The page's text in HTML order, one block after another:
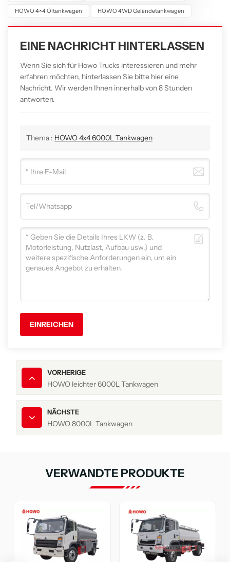
HOWO 4×4 Öltankwagen HOWO 4WD Geländetankwagen
EINE NACHRICHT HINTERLASSEN
Wenn Sie sich für Howo Trucks interessieren und mehr
erfahren möchten, hinterlassen Sie bitte hier eine
Nachricht. Wir werden Ihnen innerhalb von 8 Stunden
antworten.
Thema : HOWO 4x4 6000L Tankwagen
EINREICHEN
VORHERIGE
HOWO leichter 6000L Tankwagen
NÄCHSTE
HOWO 8000L Tankwagen
VERWANDTE PRODUKTE